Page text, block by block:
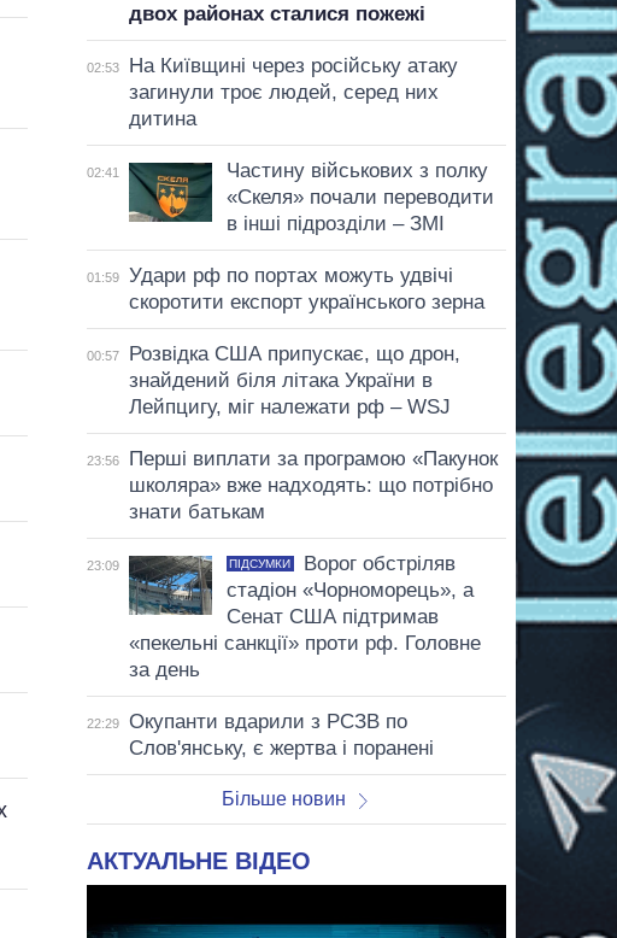
двох районах сталися пожежі
02:53
На Київщині через російську атаку
загинули троє людей, серед них
дитина
02:41
Частину військових з полку
«Скеля» почали переводити
в інші підрозділи – ЗМІ
01:59
Удари рф по портах можуть удвічі
скоротити експорт українського зерна
00:57
Розвідка США припускає, що дрон,
знайдений біля літака України в
Лейпцигу, міг належати рф – WSJ
23:56
Перші виплати за програмою «Пакунок
школяра» вже надходять: що потрібно
знати батькам
23:09 ПІДСУМКИ
Ворог обстріляв
стадіон «Чорноморець», а
Сенат США підтримав
«пекельні санкції» проти рф. Головне
за день
22:29
Окупанти вдарили з РСЗВ по
Слов'янську, є жертва і поранені
Більше новин
АКТУАЛЬНЕ ВІДЕО